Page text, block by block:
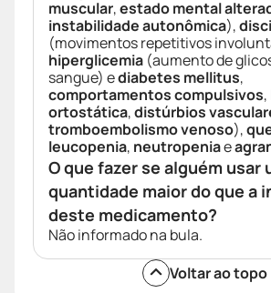
muscular,estado mental
instabilidade autonômica),
(movimentos repetitivos
hiperglicemia (aumento de
sangue) ediabetes mellitus,
comportamentos compulsivos,
ortostática,distúrbios
tromboembolismo venoso),
leucopenia, neutropeniae
O que fazer se alguém usar
quantidade maior do que a
deste medicamento?
Não informado na bula.
Voltar ao topo